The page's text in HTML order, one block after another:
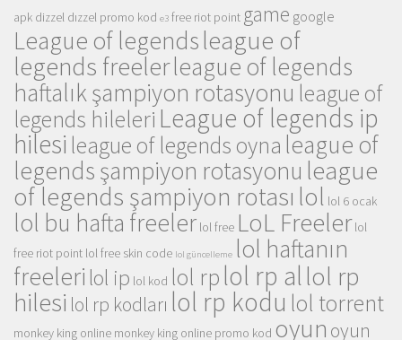
apk dizzel dızzel promo kod e3 free riot point game google
League of legendsleague of
legends freelerleague of legends
haftalık şampiyon rotasyonu league of
legends hileleri League of legends ip
hilesi league of legends oyna league of
legends şampiyon rotasyonu league
of legends şampiyon rotası lol lol 6 ocak
lol bu hafta freeler lol free LoL Freeler lol
free riot point lol free skin code lol güncelleme lol haftanın
freeleri lol ip lol kod lol rplol rp allol rp
hilesi lol rp kodları lol rp kodu lol torrent
monkey king online monkey king online promo kod oyun oyun